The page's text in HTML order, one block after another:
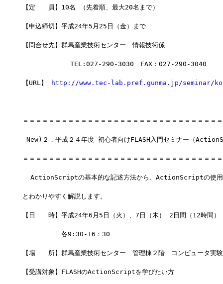
【定　　員】10名 （先着順、最大20名まで）
【申込締切】平成24年5月25日（金）まで
【問合せ先】群馬産業技術センター　情報技術係
            TEL:027-290-3030　FAX：027-290-3040
【URL】 http://www.tec-lab.pref.gunma.jp/seminar/
＝＝＝＝＝＝＝＝＝＝＝＝＝＝＝＝＝＝＝＝＝＝＝＝＝＝＝＝＝＝
New)２．平成２４年度 初心者向けFLASH入門セミナー（
＝＝＝＝＝＝＝＝＝＝＝＝＝＝＝＝＝＝＝＝＝＝＝＝＝＝＝＝＝＝
ActionScriptの基本的な記述方法から、ActionScriptの使用
とわかりやすく解説します。
【日　　時】平成24年6月5日（火）、7日（木） 2日間（12時間）
各9:30-16：30
【場　　所】群馬産業技術センター　管理棟２階　コンピュータ実
【受講対象】FLASHのActionScriptを学びたい方